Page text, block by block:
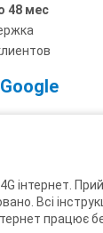
48 мес
інтернет.
Всі
працює